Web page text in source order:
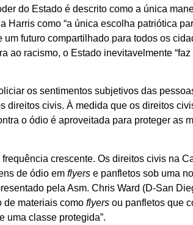
do Estado é descrito como a única
Harris como “a única escolha patriótica
um futuro compartilhado para todos os
ao racismo, o Estado inevitavelmente
os sentimentos subjetivos das
direitos civis. À medida que os direitos
o ódio é aproveitada para proteger as
crescente. Os direitos civis na
de ódio emflyers e panfletos sob uma
pela Asm. Chris Ward (D-San
de materiais comoflyers ou panfletos que
uma classe protegida”.